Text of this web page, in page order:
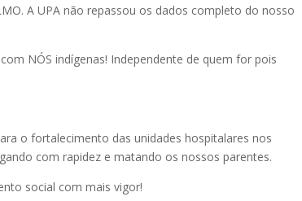
A UPA não repassou os dados completo do nosso
NÓS indígenas! Independente de quem for pois
o fortalecimento das unidades hospitalares nos
com rapidez e matando os nossos parentes.
social com mais vigor!